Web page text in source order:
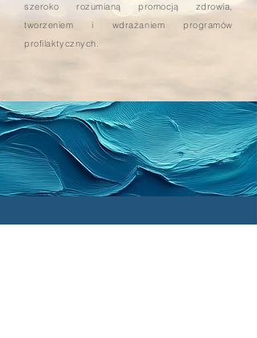
szeroko rozumianą promocją zdrowia,
tworzeniem i wdrażaniem programów
profilaktycznych.